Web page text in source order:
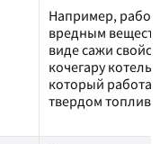
Например,
вредным
виде сажи
кочегару
который
твердом